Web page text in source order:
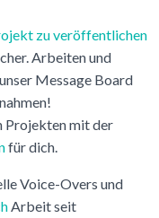
zu veröffentlichen
Arbeiten und
Message Board
Projekten mit der
für dich.
Voice-Overs und
Arbeit seit